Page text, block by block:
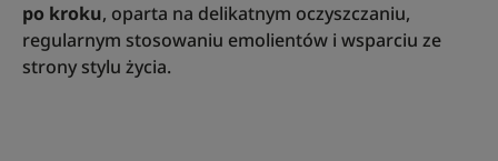
po kroku, oparta na delikatnym oczyszczaniu,
regularnym stosowaniu emolientów i wsparciu ze
strony stylu życia.